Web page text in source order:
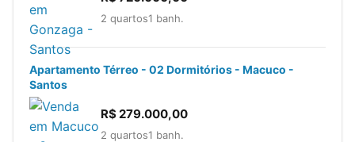
2 quartos1 banh.
Apartamento Térreo - 02 Dormitórios - Macuco -
Santos
R$ 279.000,00
2 quartos1 banh.